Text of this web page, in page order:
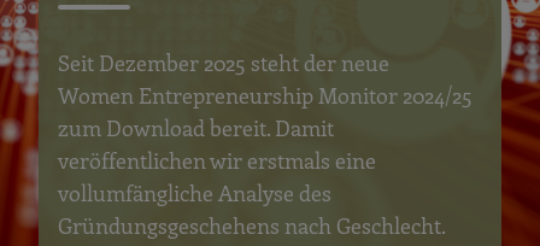
Seit Dezember 2025 steht der neue
Women Entrepreneurship Monitor 2024/25
zum Download bereit. Damit
veröffentlichen wir erstmals eine
vollumfängliche Analyse des
Gründungsgeschehens nach Geschlecht.